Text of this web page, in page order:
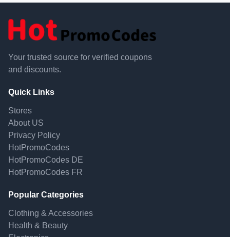
Your trusted source for verified coupons
and discounts.
Quick Links
Stores
About US
Privacy Policy
HotPromoCodes
HotPromoCodes DE
HotPromoCodes FR
Popular Categories
Clothing & Accessories
Health & Beauty